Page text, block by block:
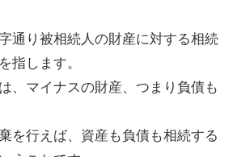
通り被相続人の財産に対する相続
指します。
、マイナスの財産、つまり負債も
を行えば、資産も負債も相続する